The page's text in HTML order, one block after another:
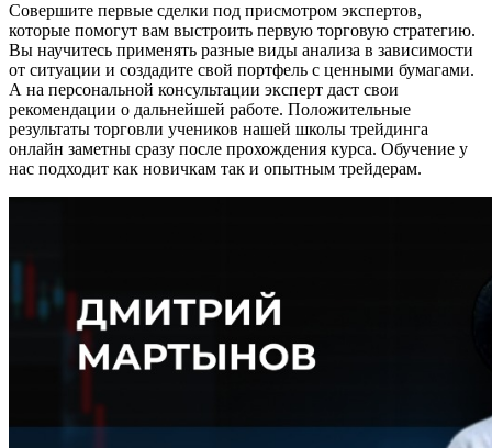
Совершите первые сделки под присмотром экспертов,
которые помогут вам выстроить первую торговую стратегию.
Вы научитесь применять разные виды анализа в зависимости
от ситуации и создадите свой портфель с ценными бумагами.
А на персональной консультации эксперт даст свои
рекомендации о дальнейшей работе. Положительные
результаты торговли учеников нашей школы трейдинга
онлайн заметны сразу после прохождения курса. Обучение у
нас подходит как новичкам так и опытным трейдерам.